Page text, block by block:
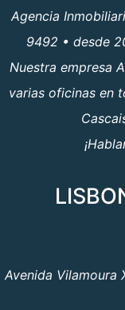
Agencia
9492 • desde
Nuestra empresa
varias oficinas en
Avenida Vilamoura